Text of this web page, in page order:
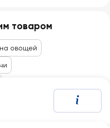
товаром
овощей